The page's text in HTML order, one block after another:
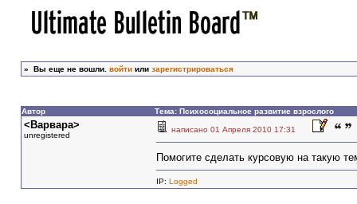
» Вы еще не вошли. войтиили зарегистрироваться
Автор Тема: Психосоциальное развитие взрослого
<Варвара>
unregistered
написано 01 Апреля 2010 17:31
Помогите сделать курсовую на такую
IP: Logged